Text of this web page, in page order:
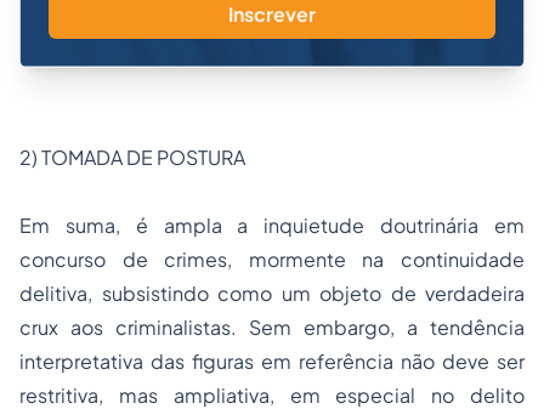
Inscrever
2) TOMADA DE POSTURA
Em suma, é ampla a inquietude doutrinária em
concurso de crimes, mormente na continuidade
delitiva, subsistindo como um objeto de verdadeira
crux aos criminalistas. Sem embargo, a tendência
interpretativa das figuras em referência não deve ser
restritiva, mas ampliativa, em especial no delito